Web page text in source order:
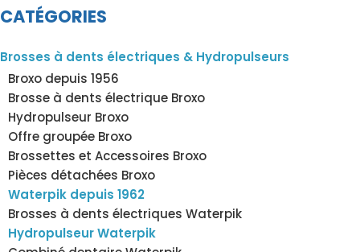
CATÉGORIES
Brosses à dents électriques & Hydropulseurs
Broxo depuis 1956
Brosse à dents électrique Broxo
Hydropulseur Broxo
Offre groupée Broxo
Brossettes et Accessoires Broxo
Pièces détachées Broxo
Waterpik depuis 1962
Brosses à dents électriques Waterpik
Hydropulseur Waterpik